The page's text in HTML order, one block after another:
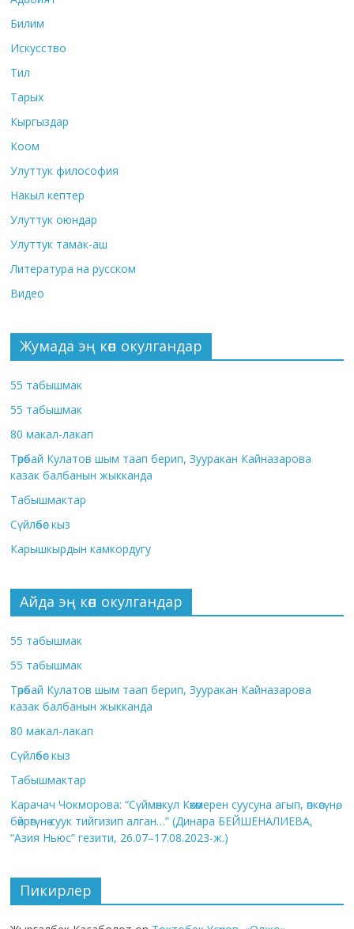
Билим
Искусство
Тил
Тарых
Кыргыздар
Коом
Улуттук философия
Накыл кептер
Улуттук оюндар
Улуттук тамак-аш
Литература на русском
Видео
Жумада эң көп окулгандар
55 табышмак
55 табышмак
80 макал-лакап
Төрөбай Кулатов шым таап берип, Зууракан Кайназарова
казак балбанын жыкканда
Табышмактар
Сүйлөбөс кыз
Карышкырдын камкордугу
Айда эң көп окулгандар
55 табышмак
55 табышмак
Төрөбай Кулатов шым таап берип, Зууракан Кайназарова
казак балбанын жыкканда
80 макал-лакап
Сүйлөбөс кыз
Табышмактар
Карачач Чокморова: “Сүймөнкул Көкөмерен суусуна агып, өпкөсүнө,
бөйрөгүнө суук тийгизип алган…” (Динара БЕЙШЕНАЛИЕВА,
“Азия Ньюс” гезити, 26.07–17.08.2023-ж.)
Пикирлер